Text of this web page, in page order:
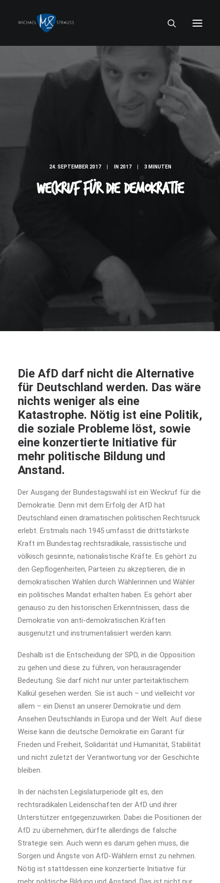
24. SEPTEMBER 2017 IN 2017 3 MINUTEN
Weckruf für die Demokratie
Die AfD darf nicht die Alternative
für Deutschland werden. Das wäre
nichts weniger als eine
Katastrophe. Nötig ist eine Politik,
die soziale Probleme löst, sowie
eine konzertierte Initiative für
mehr politische Bildung und
Anstand.
Der Ausgang der Bundestagswahl ist ein Weckruf für die
Demokratie. Denn mit dem Erfolg der AfD hat
Deutschland einen dramatischen politischen Rechtsruck
erlebt. Erstmals nach 1945 umfasst die drittstärkste
Kraft im Bundestag rechtsradikale, rassistische und
völkisch gesinnte, nationalistische Kräfte. Es gehört zu
den Gepflogenheiten, Parteien zu akzeptieren, die in
demokratischen Wahlen durch Wählerinnen und Wähler
ein politisches Mandat erhalten haben. Es gehört aber
genauso zu den historischen Erkenntnissen, dass die
Demokratie von anti-demokratischen Kräften
ausgenutzt und instrumentalisiert werden kann.
Deshalb ist die Entscheidung der SPD, in die Opposition
zu gehen und diese zu führen, von herausragender
Bedeutung. Sie darf nicht nur unter parteitaktischem
Kalkül gesehen werden. Sie ist auch – und vielleicht vor
allem – ein Dienst an unserer Demokratie und dem
Ansehen Deutschlands in Europa und der Welt. Auf diese
Weise kann die deutsche Demokratie ein Garant für
Frieden und Freiheit, Solidarität und Humanität, Stabilität
und nicht zuletzt der Verantwortung vor der Geschichte
bleiben.
In der nächsten Legislaturperiode gilt es, den
rechtsradikalen Leidenschaften der AfD und ihrer
Unterstützer entgegenzuwirken. Dabei die Positionen der
AfD zu übernehmen, dürfte allerdings die falsche
Strategie sein. Auch wenn es darum gehen muss, die
Sorgen und Ängste von AfD-Wählern ernst zu nehmen.
Nötig ist stattdessen eine konzertierte Initiative für